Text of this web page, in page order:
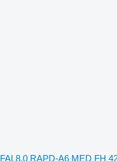
FAL8.0 RAPD-A6 MED FH